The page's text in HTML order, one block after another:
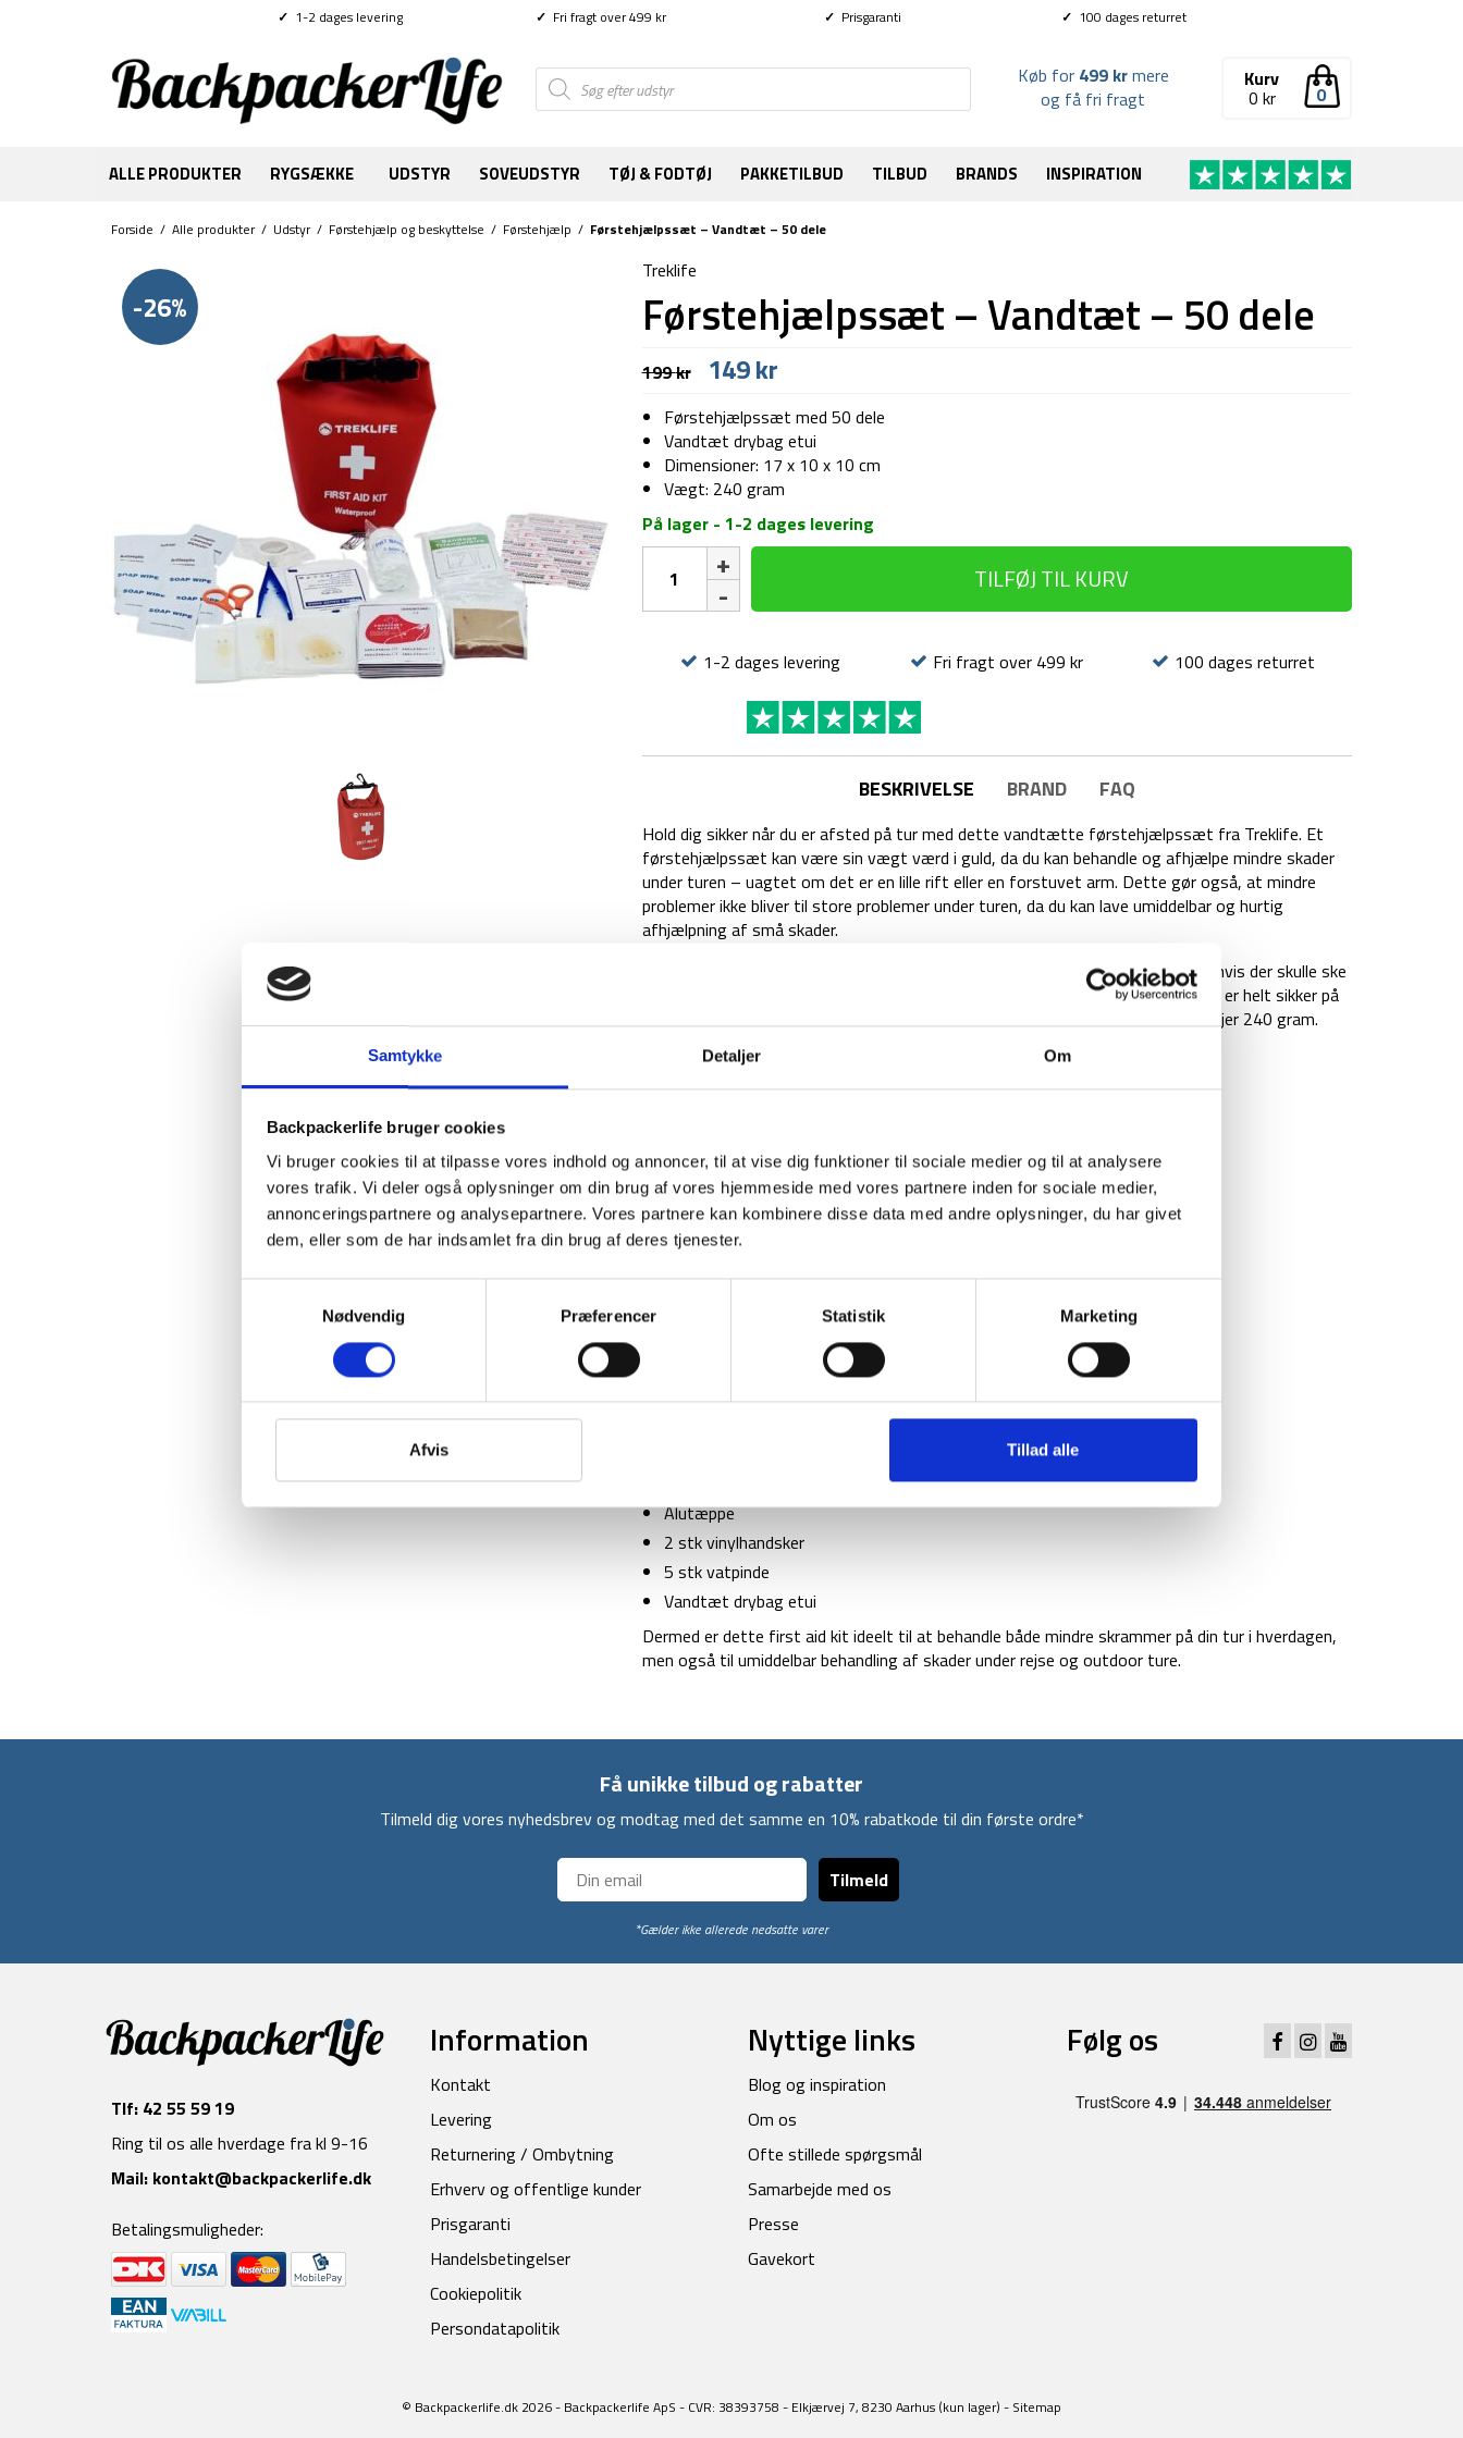
Samtykke Detaljer Om
Backpackerlife bruger cookies
Vi bruger cookies til at tilpasse vores indhold og annoncer, til at vise dig funktioner til sociale medier og til at analysere
vores trafik. Vi deler også oplysninger om din brug af vores hjemmeside med vores partnere inden for sociale medier,
annonceringspartnere og analysepartnere. Vores partnere kan kombinere disse data med andre oplysninger, du har givet
dem, eller som de har indsamlet fra din brug af deres tjenester.
Nødvendig
Præferencer Statistik Marketing
Afvis Tillad alle
✓ 1-2 dages levering ✓ Fri fragt over 499 kr ✓ Prisgaranti ✓ 100 dages returret
Products
search 0
Kurv
0 kr
Køb for 499 krmere
og få fri fragt
ALLE PRODUKTER RYGSÆKKE UDSTYR SOVEUDSTYR TØJ & FODTØJ PAKKETILBUD TILBUD BRANDS INSPIRATION
Forside / Alle produkter/ Udstyr/ Førstehjælp og beskyttelse / Førstehjælp / Førstehjælpssæt – Vandtæt – 50 dele
-26%
Treklife
Førstehjælpssæt – Vandtæt – 50 dele
199kr Den
oprindelige
pris
var:
199 kr.
149krDen
pris
er:
149 kr.
Førstehjælpssæt med 50 dele
Vandtæt drybag etui
Dimensioner: 17 x 10 x 10 cm
Vægt: 240 gram
På lager - 1-2 dages levering
Førstehjælpssæt
Vandtæt
TILFØJ TIL KURV
1-2 dages levering Fri fragt over 499 kr 100 dages returret
BESKRIVELSE BRAND FAQ
Hold dig sikker når du er afsted på tur med dette vandtætte førstehjælpssæt fra Treklife. Et
førstehjælpssæt kan være sin vægt værd i guld, da du kan behandle og afhjælpe mindre skader
under turen – uagtet om det er en lille rift eller en forstuvet arm. Dette gør også, at mindre
problemer ikke bliver til store problemer under turen, da du kan lave umiddelbar og hurtig
afhjælpning af små skader.
Førstehjælpssættet indeholder hele 50 dele, så du har mulighed for at hjælpe, hvis der skulle ske
et uheld. Det smarte ved sættet er, at det kommer i en vandtæt drybag, så du er helt sikker på
at indholdet ikke tager skade. Sættet har dimensionerne 17 x 10 x 10 cm og vejer 240 gram.
5 stk sæbe rense-servietter
5 stk alkoholfri rense-servietter
Gaze 5 x 5 cm
Ikke-vævet tape
PBT bandage 7,5 cm x 4,5 meter
Triangulært bandage 90 x 90 x 127 cm
Alutæppe
2 stk vinylhandsker
5 stk vatpinde
Vandtæt drybag etui
Dermed er dette first aid kit ideelt til at behandle både mindre skrammer på din tur i hverdagen,
men også til umiddelbar behandling af skader under rejse og outdoor ture.
Få unikke tilbud og rabatter
Tilmeld dig vores nyhedsbrev og modtag med det samme en 10% rabatkode til din første ordre*
Tilmeld
*Gælder ikke allerede nedsatte varer
Tlf: 42 55 59 19
Ring til os alle hverdage fra kl 9-16
Mail: kontakt@backpackerlife.dk
Betalingsmuligheder:
Information
Kontakt
Levering
Returnering / Ombytning
Erhverv og offentlige kunder
Prisgaranti
Handelsbetingelser
Cookiepolitik
Persondatapolitik
Nyttige links
Blog og inspiration
Om os
Ofte stillede spørgsmål
Samarbejde med os
Presse
Gavekort
Følg os
© Backpackerlife.dk 2026 - Backpackerlife ApS - CVR: 38393758 - Elkjærvej 7, 8230 Aarhus (kun lager) - Sitemap